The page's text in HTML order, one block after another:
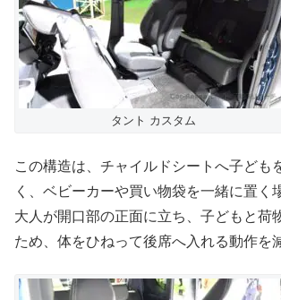
タント カスタム
この構造は、チャイルドシートへ子ども
く、ベビーカーや買い物袋を一緒に置く
大人が開口部の正面に立ち、子どもと荷
ため、体をひねって後席へ入れる動作を